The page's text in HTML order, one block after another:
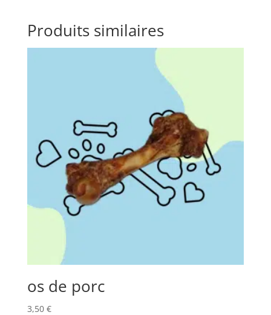
Produits similaires
os de porc
3,50 €